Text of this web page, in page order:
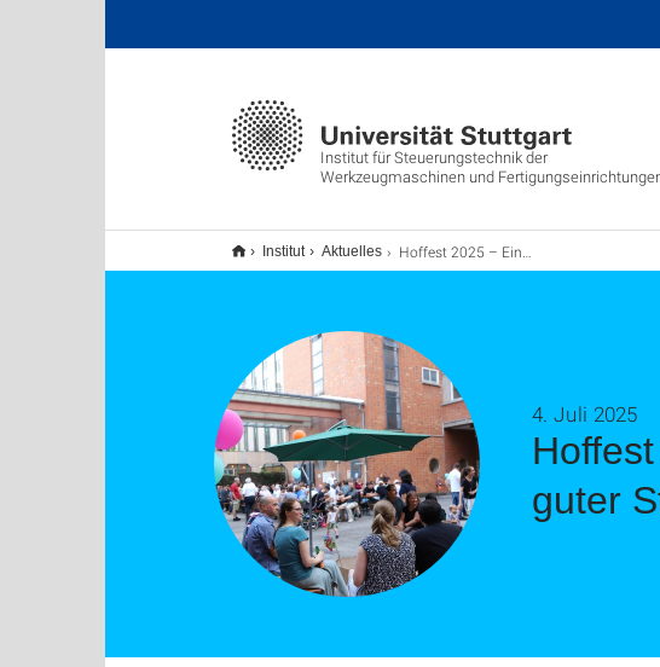
Institut für Steuerungstechnik der
Werkzeugmaschinen und
Institut Aktuelles Hoffest 2025 – Ein Tag voller Gemeinschaft & guter Stimmung!
guter
4. Juli 2025